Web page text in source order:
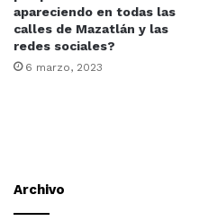
apareciendo en todas las
calles de Mazatlán y las
redes sociales?
6 marzo, 2023
Archivo